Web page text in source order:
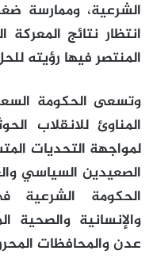
الشرعية، وممارسة
انتظار نتائج
المنتصر فيها رؤيته
وتسعى الحكومة
المناوئ للانقلاب
لمواجهة التحديات
الصعيدين السياسي
الحكومة الشرعية
والإنسانية والصحية
عدن والمحافظات